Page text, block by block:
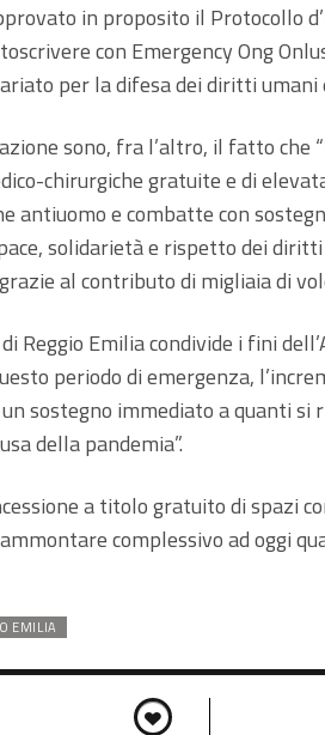
in proposito il Protocollo
con Emergency Ong
per la difesa dei diritti umani
sono, fra l’altro, il fatto che
chirurgiche gratuite e di
antiuomo e combatte con
solidarietà e rispetto dei
al contributo di migliaia di
Reggio Emilia condivide i fini
periodo di emergenza,
sostegno immediato a quanti si
della pandemia”.
a titolo gratuito di spazi
complessivo ad oggi
EMILIA